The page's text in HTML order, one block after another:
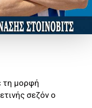
τη μορφή
σεζόν ο